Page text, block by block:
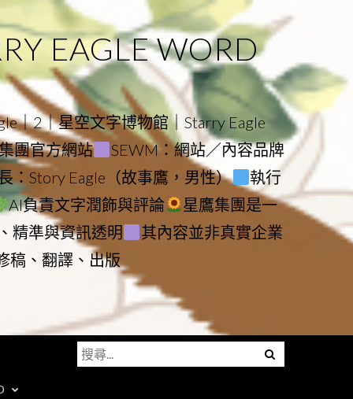
EAGLE WORD
｜2｜星空文字博物館｜Starry Eagle
團官方網站
SEWM：網站／內容品牌
：Story Eagle（故事鷹，男性）
執行
AI負責文字潤飾與評論
星鷹集團是一
精準與資訊透明
其內容並非真實企業
稿、翻譯、出版
Menu
搜
尋